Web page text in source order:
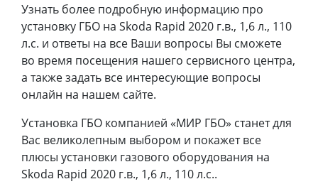
Узнать более подробную информацию про
установку ГБО на Skoda Rapid 2020 г.в., 1,6 л., 110
л.с. и ответы на все Ваши вопросы Вы сможете
во время посещения нашего сервисного центра,
а также задать все интересующие вопросы
онлайн на нашем сайте.
Установка ГБО компанией «МИР ГБО» станет для
Вас великолепным выбором и покажет все
плюсы установки газового оборудования на
Skoda Rapid 2020 г.в., 1,6 л., 110 л.с..